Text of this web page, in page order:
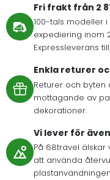
Fri frakt från 2
100-tals modeller
expediering inom
Expressleverans
Enkla returer
Returer och
mottagande av
dekorationer.
Vi lever för
På 68travel älskar
att använda